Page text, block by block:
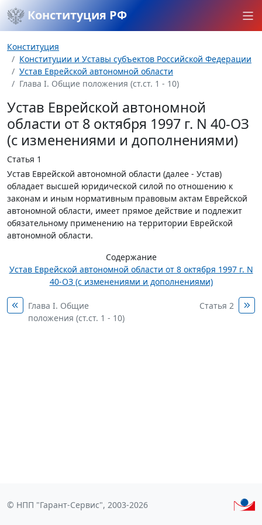
Конституция РФ
Конституция
Конституции и Уставы субъектов Российской Федерации
Устав Еврейской автономной области
Глава I. Общие положения (ст.ст. 1 - 10)
Устав Еврейской автономной
области от 8 октября 1997 г. N 40-ОЗ
(с изменениями и дополнениями)
Статья 1
Устав Еврейской автономной области (далее - Устав)
обладает высшей юридической силой по отношению к
законам и иным нормативным правовым актам Еврейской
автономной области, имеет прямое действие и подлежит
обязательному применению на территории Еврейской
автономной области.
Содержание
Устав Еврейской автономной области от 8 октября 1997 г. N
40-ОЗ (с изменениями и дополнениями)
Глава I. Общие
положения (ст.ст. 1 - 10)
Статья 2
© НПП "Гарант-Сервис", 2003-2026